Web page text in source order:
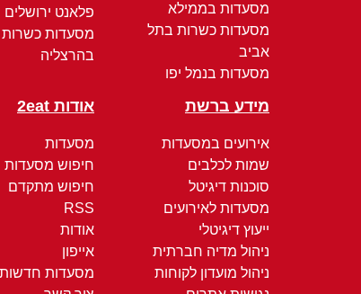
מסעדות בממילא
מסעדות כשרות בתל
אביב
מסעדות בנמל יפו
פלאנט ירושלים
מסעדות כשרות
בהרצליה
מידע ברשת
אירועים במסעדות
שמות לכלבים
סוכנות דיגיטל
מסעדות לאירועים
ייעוץ דיגיטלי
ניהול מדיה חברתית
ניהול מועדון לקוחות
אודות 2eat
מסעדות
חיפוש מסעדות
חיפוש מתקדם
RSS
אודות
אייפון
מסעדות חדשות